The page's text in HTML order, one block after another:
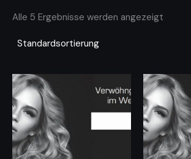
Alle 5 Ergebnisse werden angezeigt